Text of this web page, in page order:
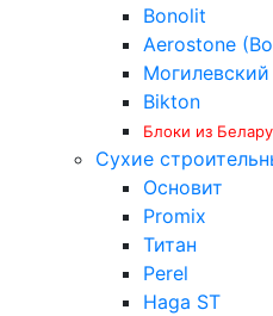
Bonolit
Aerostone
Bikton
Блоки из
Сухие
Основит
Promix
Титан
Perel
Haga ST